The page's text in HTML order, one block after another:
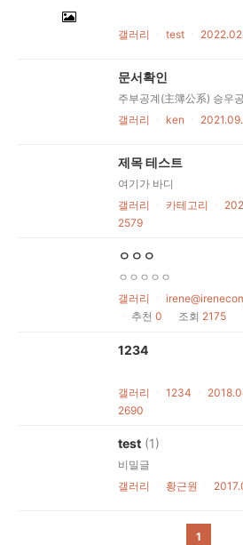
갤러리 test
문서확인
갤러리
ken
제목 테스트
여기가 바디
갤러리
카테고리
2579
ㅇㅇㅇ
ㅇㅇㅇㅇㅇ
갤러리
추천 0 조회 2175
1234
갤러리 1234
2690
test (1)
비밀글
갤러리
황근원
1